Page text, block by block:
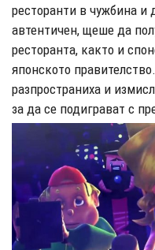
ресторанти в чужбина и
автентичен, щеше да
ресторанта, както и
японското
разпространиха и
за да се подиграват с